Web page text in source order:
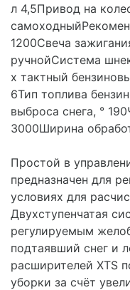
л 4,5Привод на
1200Свеча
ручнойСистема
х тактный
6Тип топлива
выброса снега, °
3000Ширина
Простой в
предназначен для
условиях для
Двухступенчатая
регулируемым
подтаявший снег и
расширителей XTS
уборки за счёт